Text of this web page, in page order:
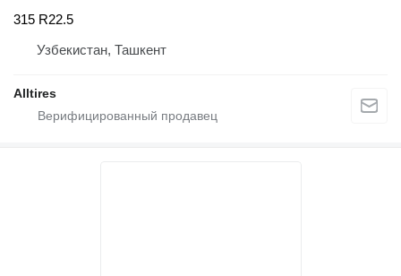
315 R22.5
Узбекистан, Ташкент
Alltires